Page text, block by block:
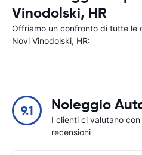
Vinodolski, HR
Offriamo un confronto di tutte le
Novi Vinodolski, HR:
9.1 Noleggio
I clienti ci valutano
recensioni